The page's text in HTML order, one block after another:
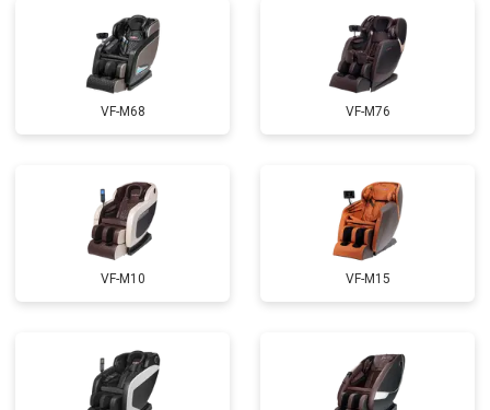
Ремонт купюроприемника от 4700 ₽ Заказать
Замена сетевого трансформатора от 4500 ₽
VF-M68 VF-M76
VF-M10 VF-M15